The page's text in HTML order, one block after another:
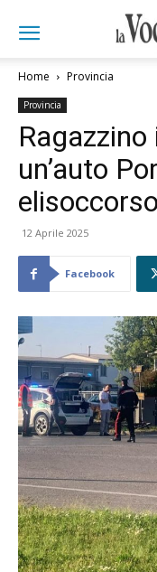
Home Provincia
Provincia
un’auto
elisoccorso
12 Aprile 2025
Facebook